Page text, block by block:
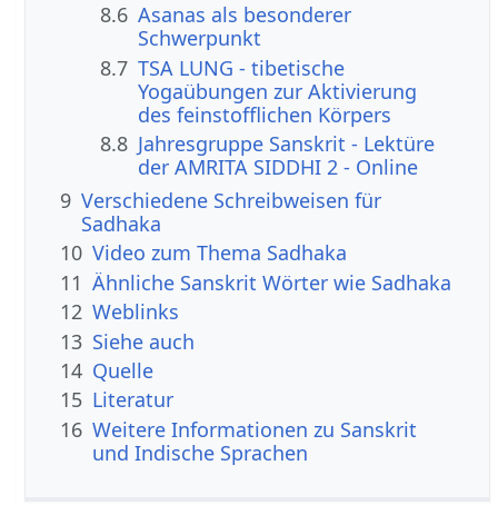
8.6 Asanas als besonderer
Schwerpunkt
8.7 TSA LUNG - tibetische
Yogaübungen zur Aktivierung
des feinstofflichen Körpers
8.8 Jahresgruppe Sanskrit - Lektüre
der AMRITA SIDDHI 2 - Online
9 Verschiedene Schreibweisen für
Sadhaka
10 Video zum Thema Sadhaka
11 Ähnliche Sanskrit Wörter wie Sadhaka
12 Weblinks
13 Siehe auch
14 Quelle
15 Literatur
16 Weitere Informationen zu Sanskrit
und Indische Sprachen